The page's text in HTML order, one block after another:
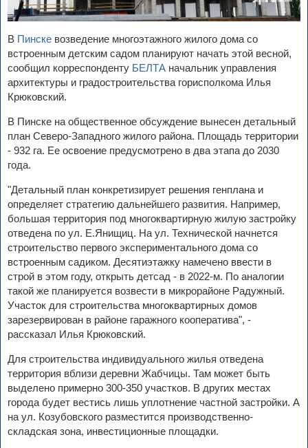
В Пинске возведение многоэтажного жилого дома со
встроенным детским садом планируют начать этой весной,
сообщил корреспонденту БЕЛТА начальник управления
архитектуры и градостроительства горисполкома Илья
Крюковский.
В Пинске на общественное обсуждение вынесен детальный
план Северо-Западного жилого района. Площадь территории
- 932 га. Ее освоение предусмотрено в два этапа до 2030
года.
"Детальный план конкретизирует решения генплана и
определяет стратегию дальнейшего развития. Например,
большая территория под многоквартирную жилую застройку
отведена по ул. Е.Янищиц. На ул. Технической начнется
строительство первого экспериментального дома со
встроенным садиком. Десятиэтажку намечено ввести в
строй в этом году, открыть детсад - в 2022-м. По аналогии
такой же планируется возвести в микрорайоне Радужный.
Участок для строительства многоквартирных домов
зарезервирован в районе гаражного кооператива", -
рассказал Илья Крюковский.
Для строительства индивидуального жилья отведена
территория вблизи деревни Жабчицы. Там может быть
выделено примерно 300-350 участков. В других местах
города будет вестись лишь уплотнение частной застройки. А
на ул. Козубовского разместится производственно-
складская зона, инвестиционные площадки.